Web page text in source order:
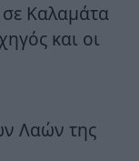
Καλαμάτα
και οι
Λαών της